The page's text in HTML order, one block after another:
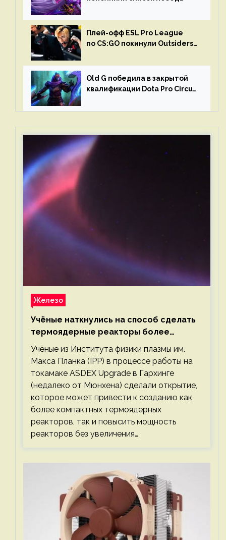
Плей-офф ESL Pro League
по CS:GO покинули Outsiders
Old G победила в закрытой
квалификации Dota Pro Circuit
Железо
Учёные наткнулись на способ сделать
термоядерные реакторы более
компактными или мощными
Учёные из Института физики плазмы им.
Макса Планка (IPP) в процессе работы на
токамаке ASDEX Upgrade в Гархинге
(недалеко от Мюнхена) сделали открытие,
которое может привести к созданию как
более компактных термоядерных
реакторов, так и повысить мощность
реакторов без увеличения…